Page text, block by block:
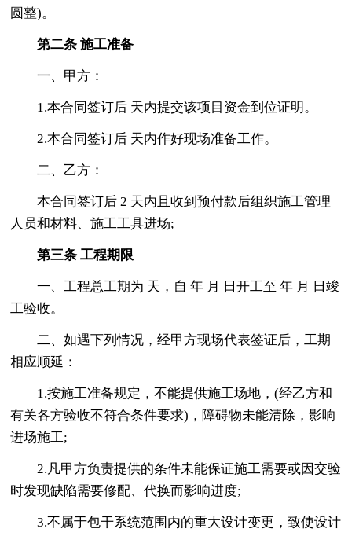
圆整)。
第二条 施工准备
一、甲方：
1.本合同签订后 天内提交该项目资金到位证明。
2.本合同签订后 天内作好现场准备工作。
二、乙方：
本合同签订后 2 天内且收到预付款后组织施工管理
人员和材料、施工工具进场;
第三条 工程期限
一、工程总工期为 天，自 年 月 日开工至 年 月 日竣
工验收。
二、如遇下列情况，经甲方现场代表签证后，工期
相应顺延：
1.按施工准备规定，不能提供施工场地，(经乙方和
有关各方验收不符合条件要求)，障碍物未能清除，影响
进场施工;
2.凡甲方负责提供的条件未能保证施工需要或因交验
时发现缺陷需要修配、代换而影响进度;
3.不属于包干系统范围内的重大设计变更，致使设计